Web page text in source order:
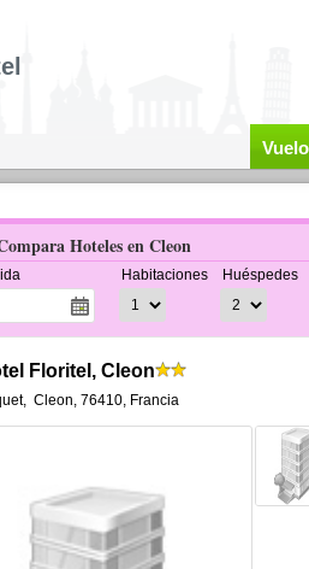
Hoteles en Cleon
Habitaciones Huéspedes
Floritel, Cleon
, Cleon, 76410, Francia